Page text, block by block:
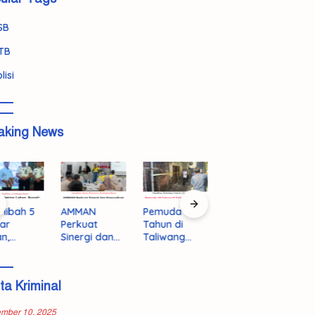
News
5
AMMAN
Perkuat
Sinergi dan
Masyarakat
Pemuda 19
Tahun di
Taliwang
Kriminal
10, 2025